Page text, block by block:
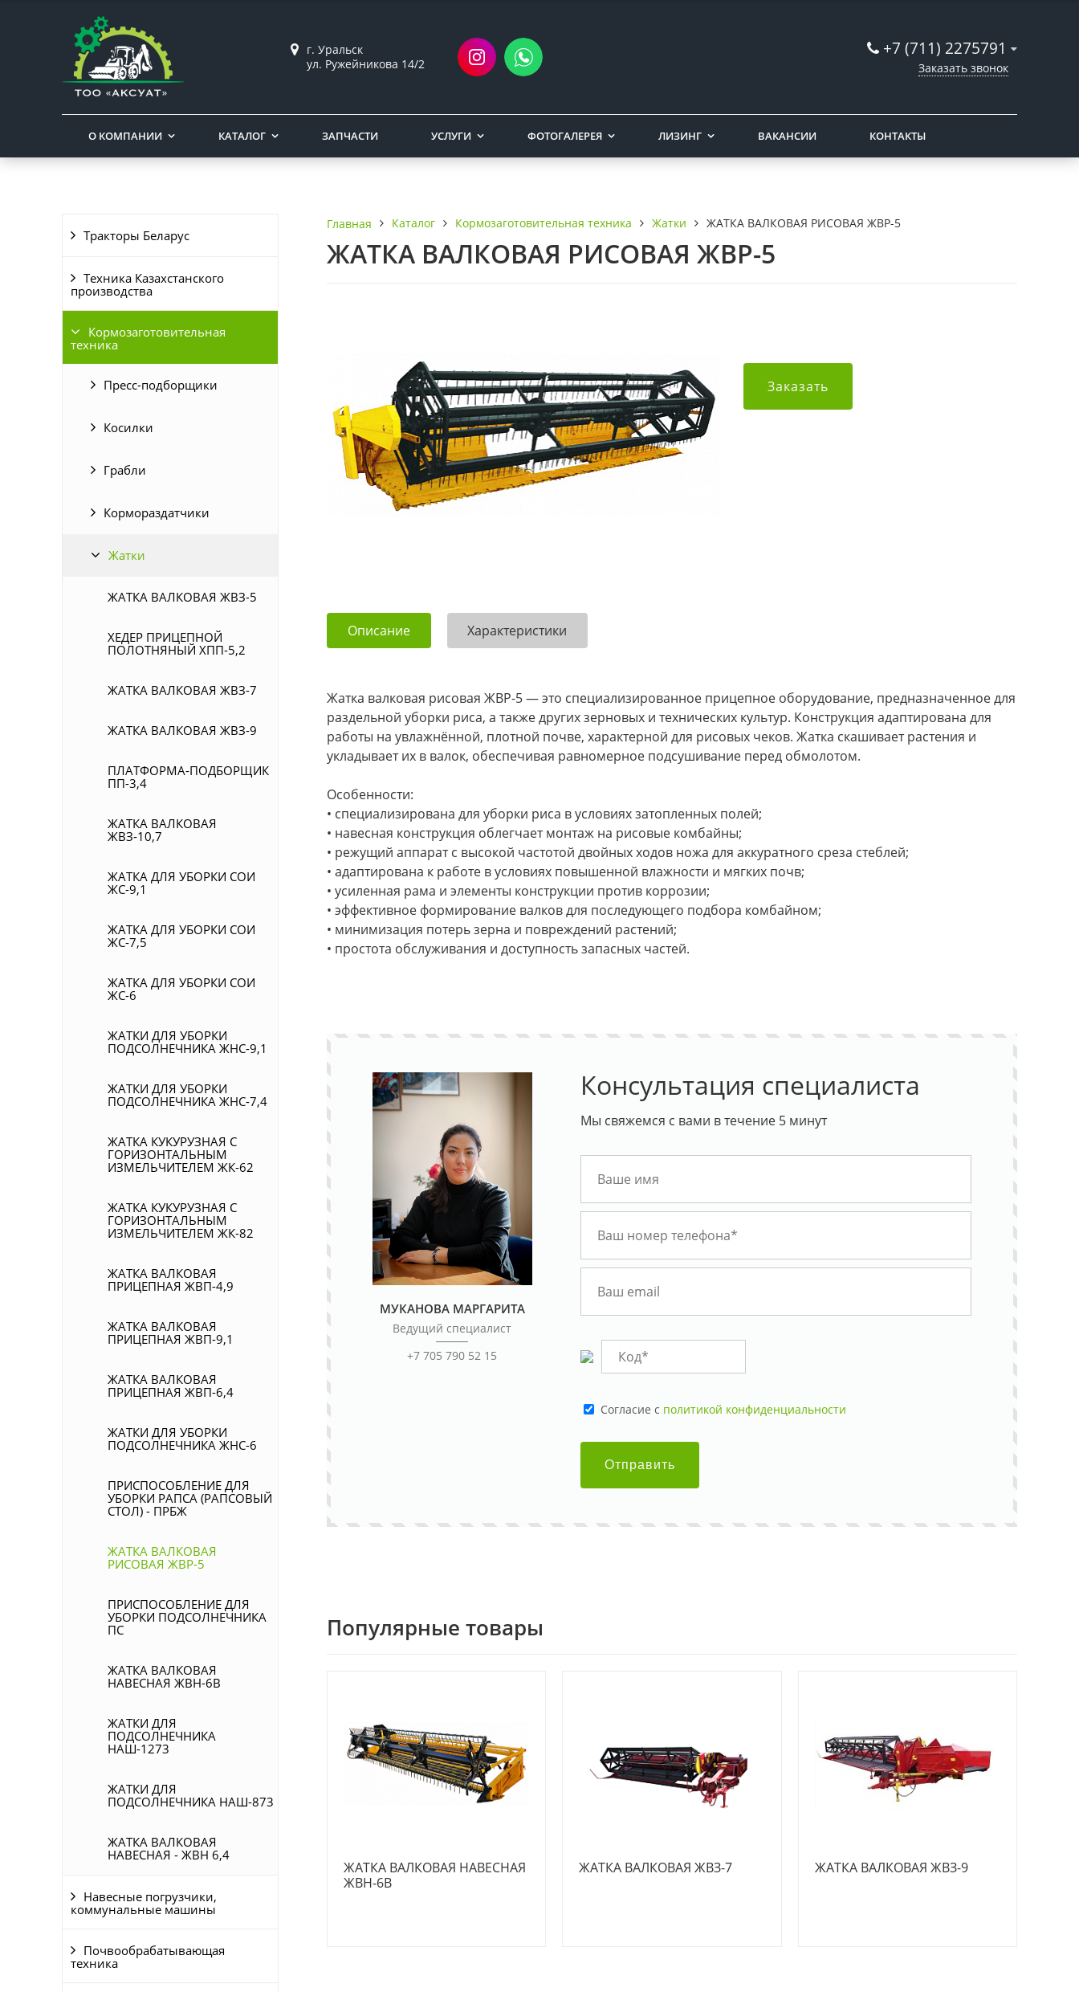
г. Уральск
ул. Ружейникова 14/2
+7 (711) 2275791
Заказать звонок
О КОМПАНИИ КАТАЛОГ ЗАПЧАСТИ УСЛУГИ ФОТОГАЛЕРЕЯ ЛИЗИНГ ВАКАНСИИ КОНТАКТЫ
Тракторы Беларус
Техника Казахстанского
производства
Кормозаготовительная
техника
Пресс-подборщики
Косилки
Грабли
Кормораздатчики
Жатки
ЖАТКА ВАЛКОВАЯ ЖВЗ-5
ХЕДЕР ПРИЦЕПНОЙ
ПОЛОТНЯНЫЙ ХПП-5,2
ЖАТКА ВАЛКОВАЯ ЖВЗ-7
ЖАТКА ВАЛКОВАЯ ЖВЗ-9
ПЛАТФОРМА-ПОДБОРЩИК
ПП-3,4
ЖАТКА ВАЛКОВАЯ
ЖВЗ-10,7
ЖАТКА ДЛЯ УБОРКИ СОИ
ЖС-9,1
ЖАТКА ДЛЯ УБОРКИ СОИ
ЖС-7,5
ЖАТКА ДЛЯ УБОРКИ СОИ
ЖС-6
ЖАТКИ ДЛЯ УБОРКИ
ПОДСОЛНЕЧНИКА ЖНС-9,1
ЖАТКИ ДЛЯ УБОРКИ
ПОДСОЛНЕЧНИКА ЖНС-7,4
ЖАТКА КУКУРУЗНАЯ С
ГОРИЗОНТАЛЬНЫМ
ИЗМЕЛЬЧИТЕЛЕМ ЖК-62
ЖАТКА КУКУРУЗНАЯ С
ГОРИЗОНТАЛЬНЫМ
ИЗМЕЛЬЧИТЕЛЕМ ЖК-82
ЖАТКА ВАЛКОВАЯ
ПРИЦЕПНАЯ ЖВП-4,9
ЖАТКА ВАЛКОВАЯ
ПРИЦЕПНАЯ ЖВП-9,1
ЖАТКА ВАЛКОВАЯ
ПРИЦЕПНАЯ ЖВП-6,4
ЖАТКИ ДЛЯ УБОРКИ
ПОДСОЛНЕЧНИКА ЖНС-6
ПРИСПОСОБЛЕНИЕ ДЛЯ
УБОРКИ РАПСА (РАПСОВЫЙ
СТОЛ) - ПРБЖ
ЖАТКА ВАЛКОВАЯ
РИСОВАЯ ЖВР-5
ПРИСПОСОБЛЕНИЕ ДЛЯ
УБОРКИ ПОДСОЛНЕЧНИКА
ПС
ЖАТКА ВАЛКОВАЯ
НАВЕСНАЯ ЖВН-6В
ЖАТКИ ДЛЯ
ПОДСОЛНЕЧНИКА
НАШ-1273
ЖАТКИ ДЛЯ
ПОДСОЛНЕЧНИКА НАШ-873
ЖАТКА ВАЛКОВАЯ
НАВЕСНАЯ - ЖВН 6,4
Навесные погрузчики,
коммунальные машины
Почвообрабатывающая
техника
Главная Каталог Кормозаготовительная техника Жатки ЖАТКА ВАЛКОВАЯ РИСОВАЯ ЖВР-5
ЖАТКА ВАЛКОВАЯ РИСОВАЯ ЖВР-5
Заказать
Описание Характеристики
Жатка валковая рисовая ЖВР-5 — это специализированное прицепное оборудование, предназначенное для
раздельной уборки риса, а также других зерновых и технических культур. Конструкция адаптирована для
работы на увлажнённой, плотной почве, характерной для рисовых чеков. Жатка скашивает растения и
укладывает их в валок, обеспечивая равномерное подсушивание перед обмолотом.
Особенности:
• специализирована для уборки риса в условиях затопленных полей;
• навесная конструкция облегчает монтаж на рисовые комбайны;
• режущий аппарат с высокой частотой двойных ходов ножа для аккуратного среза стеблей;
• адаптирована к работе в условиях повышенной влажности и мягких почв;
• усиленная рама и элементы конструкции против коррозии;
• эффективное формирование валков для последующего подбора комбайном;
• минимизация потерь зерна и повреждений растений;
• простота обслуживания и доступность запасных частей.
МУКАНОВА МАРГАРИТА
Ведущий специалист
+7 705 790 52 15
Консультация специалиста
Мы свяжемся с вами в течение 5 минут
Cогласие с политикой конфиденциальности
Отправить
Популярные товары
ЖАТКА ВАЛКОВАЯ НАВЕСНАЯ
ЖВН-6В
ЖАТКА ВАЛКОВАЯ ЖВЗ-7 ЖАТКА ВАЛКОВАЯ ЖВЗ-9